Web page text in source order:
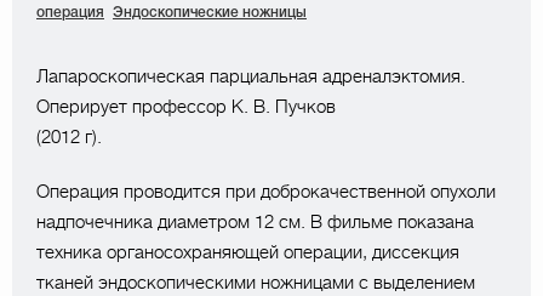
операция
Эндоскопические ножницы
Лапароскопическая парциальная адреналэктомия.
Оперирует профессор К. В. Пучков
(2012 г).
Операция проводится при доброкачественной опухоли
надпочечника диаметром 12 см. В фильме показана
техника органосохраняющей операции, диссекция
тканей эндоскопическими ножницами с выделением